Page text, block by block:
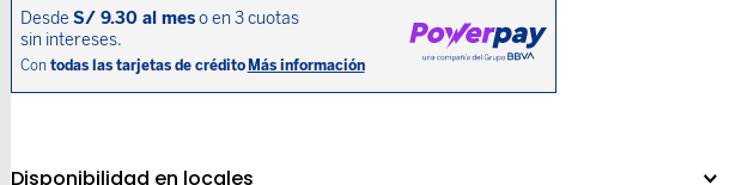
Disponibilidad en locales